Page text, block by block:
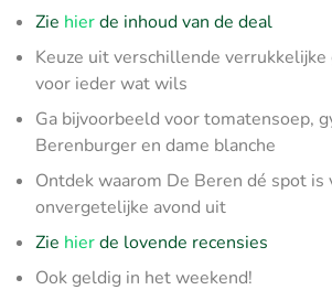
Zie hierde inhoud van de deal
Keuze uit verschillende
voor ieder wat wils
Ga bijvoorbeeld voor tomatensoep,
Berenburger en dame blanche
Ontdek waarom De Beren dé spot is
onvergetelijke avond uit
Zie hierde lovende recensies
Ook geldig in het weekend!